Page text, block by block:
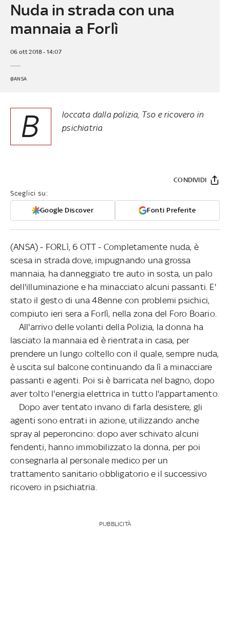
Nuda in strada con una
mannaia a Forlì
06 ott 2018 - 14:07
@ANSA
B
loccata dalla polizia, Tso e ricovero in
psichiatria
Sceglici su:
Google Discover Fonti Preferite
CONDIVIDI
(ANSA) - FORLì, 6 OTT - Completamente nuda, è
scesa in strada dove, impugnando una grossa
mannaia, ha danneggiato tre auto in sosta, un palo
dell'illuminazione e ha minacciato alcuni passanti. E'
stato il gesto di una 48enne con problemi psichici,
compiuto ieri sera a Forlì, nella zona del Foro Boario.
All'arrivo delle volanti della Polizia, la donna ha
lasciato la mannaia ed è rientrata in casa, per
prendere un lungo coltello con il quale, sempre nuda,
è uscita sul balcone continuando da lì a minacciare
passanti e agenti. Poi si è barricata nel bagno, dopo
aver tolto l'energia elettrica in tutto l'appartamento.
Dopo aver tentato invano di farla desistere, gli
agenti sono entrati in azione, utilizzando anche
spray al peperoncino: dopo aver schivato alcuni
fendenti, hanno immobilizzato la donna, per poi
consegnarla al personale medico per un
trattamento sanitario obbligatorio e il successivo
ricovero in psichiatria.
PUBBLICITÀ